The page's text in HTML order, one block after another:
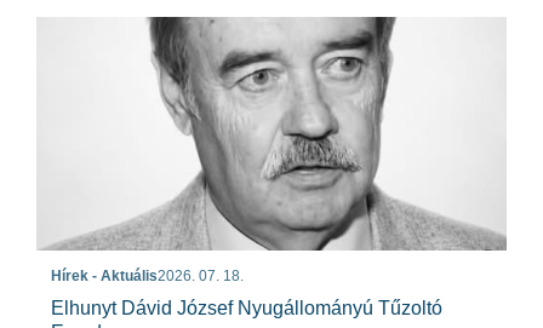
Hírek - Aktuális2026. 07. 18.
Elhunyt Dávid József Nyugállományú Tűzoltó